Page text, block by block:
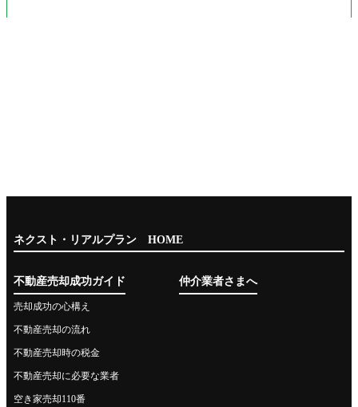
ネクスト・リアルプラン HOME
不動産売却成功ガイド
売却成功の心構え
不動産売却の流れ
不動産売却時の税金
不動産売却に必要な業者
空き家売却110番
仲介業者さまへ